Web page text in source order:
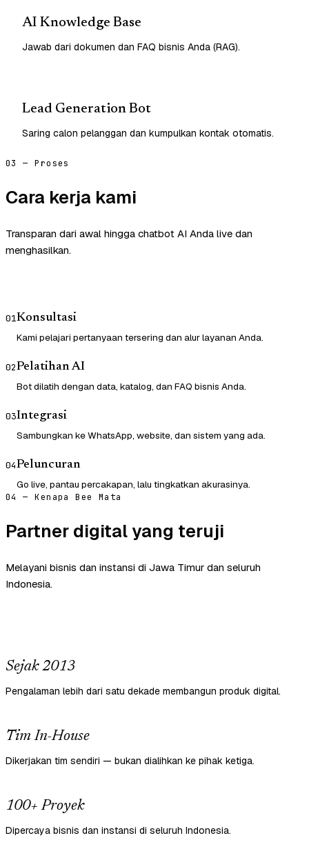
AI Knowledge Base
Jawab dari dokumen dan FAQ bisnis Anda (RAG).
Lead Generation Bot
Saring calon pelanggan dan kumpulkan kontak otomatis.
03 — Proses
Cara kerja kami
Transparan dari awal hingga chatbot AI Anda live dan
menghasilkan.
01Konsultasi
Kami pelajari pertanyaan tersering dan alur layanan Anda.
02Pelatihan AI
Bot dilatih dengan data, katalog, dan FAQ bisnis Anda.
03Integrasi
Sambungkan ke WhatsApp, website, dan sistem yang ada.
04Peluncuran
Go live, pantau percakapan, lalu tingkatkan akurasinya.
04 — Kenapa Bee Mata
Partner digital yang teruji
Melayani bisnis dan instansi di Jawa Timur dan seluruh
Indonesia.
Sejak 2013
Pengalaman lebih dari satu dekade membangun produk digital.
Tim In-House
Dikerjakan tim sendiri — bukan dialihkan ke pihak ketiga.
100+ Proyek
Dipercaya bisnis dan instansi di seluruh Indonesia.